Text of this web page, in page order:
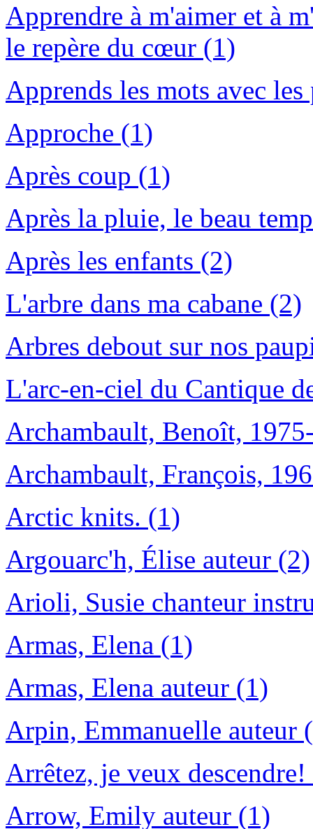
Apprendre à m'aimer et à
le repère du cœur (1)
Apprends les mots avec
Approche (1)
Après coup (1)
Après la pluie, le beau
Après les enfants (2)
L'arbre dans ma cabane (2)
Arbres debout sur nos
L'arc-en-ciel du Cantique
Archambault, Benoît,
Archambault, François,
Arctic knits. (1)
Argouarc'h, Élise auteur (2)
Arioli, Susie chanteur
Armas, Elena (1)
Armas, Elena auteur (1)
Arpin, Emmanuelle auteur
Arrêtez, je veux
Arrow, Emily auteur (1)